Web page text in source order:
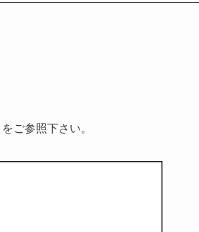
ご参照下さい。